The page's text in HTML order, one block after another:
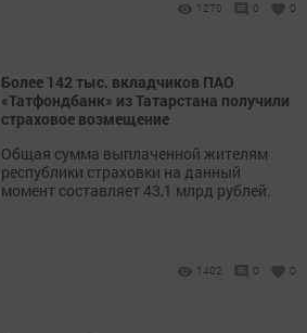
1270 0 0
Более 142 тыс. вкладчиков ПАО
«Татфондбанк» из Татарстана получили
страховое возмещение
Общая сумма выплаченной жителям
республики страховки на данный
момент составляет 43,1 млрд рублей.
1402 0 0